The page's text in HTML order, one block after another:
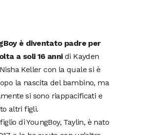
è diventato padre per
a soli 16 anni di Kayden
Keller con la quale si è
la nascita del bambino, ma
si sono riappacificati e
altri figli.
di YoungBoy, Taylin, è nato